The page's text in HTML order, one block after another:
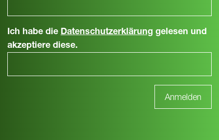
Ich habe die Datenschutzerklärung gelesen und
akzeptiere diese.